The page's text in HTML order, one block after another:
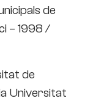
de
– 1998 /
de
Universitat